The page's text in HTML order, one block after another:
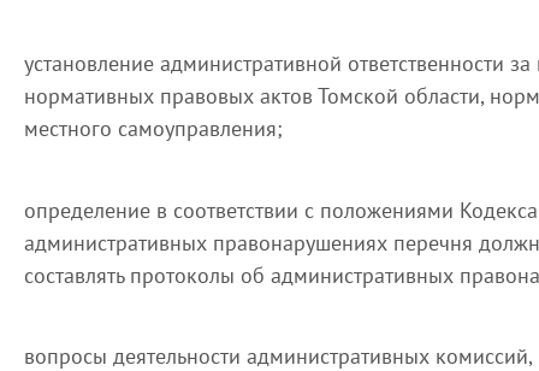
установление административной ответственности
нормативных правовых актов Томской области,
местного самоуправления;
определение в соответствии с положениями
административных правонарушениях перечня
составлять протоколы об административных
вопросы деятельности административных